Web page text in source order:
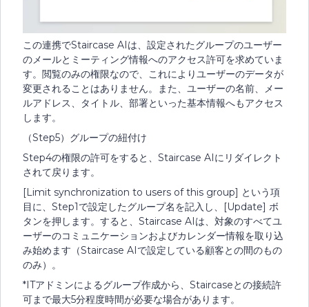
この連携でStaircase AIは、設定されたグループのユーザー
のメールとミーティング情報へのアクセス許可を求めていま
す。閲覧のみの権限なので、これによりユーザーのデータが
変更されることはありません。また、ユーザーの名前、メー
ルアドレス、タイトル、部署といった基本情報へもアクセス
します。
（Step5）グループの紐付け
Step4の権限の許可をすると、Staircase AIにリダイレクト
されて戻ります。
[Limit synchronization to users of this group] という項
目に、Step1で設定したグループ名を記入し、[Update] ボ
タンを押します。すると、Staircase AIは、対象のすべてユ
ーザーのコミュニケーションおよびカレンダー情報を取り込
み始めます（Staircase AIで設定している顧客との間のもの
のみ）。
*ITアドミンによるグループ作成から、Staircaseとの接続許
可まで最大5分程度時間が必要な場合があります。​